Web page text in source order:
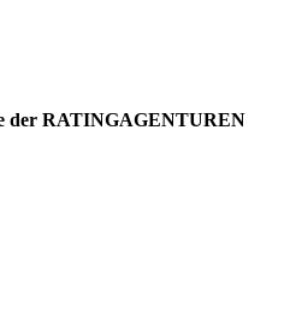
der RATINGAGENTUREN